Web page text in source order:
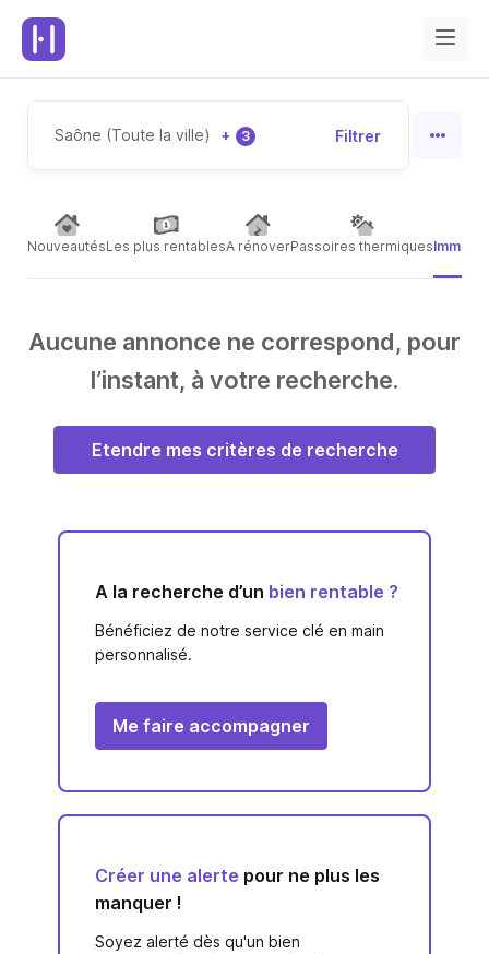
Saône (Toute la ville) + 3 Filtrer
NouveautésLes plus rentablesA rénoverPassoires thermiques
Aucune annonce ne correspond, pour
l’instant, à votre recherche.
Etendre mes critères de recherche
A la recherche d’un bien rentable ?
Bénéficiez de notre service clé en main
personnalisé.
Me faire accompagner
Créer une alerte pour ne plus les
manquer !
Soyez alerté dès qu'un bien